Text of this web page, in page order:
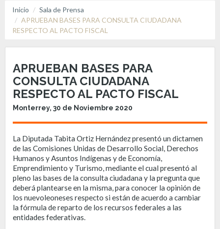
Inicio
Sala de Prensa
APRUEBAN BASES PARA CONSULTA CIUDADANA
RESPECTO AL PACTO FISCAL
APRUEBAN BASES PARA
CONSULTA CIUDADANA
RESPECTO AL PACTO FISCAL
Monterrey, 30 de Noviembre 2020
La Diputada Tabita Ortiz Hernández presentó un dictamen
de las Comisiones Unidas de Desarrollo Social, Derechos
Humanos y Asuntos Indígenas y de Economía,
Emprendimiento y Turismo, mediante el cual presentó al
pleno las bases de la consulta ciudadana y la pregunta que
deberá plantearse en la misma, para conocer la opinión de
los nuevoleoneses respecto si están de acuerdo a cambiar
la fórmula de reparto de los recursos federales a las
entidades federativas.